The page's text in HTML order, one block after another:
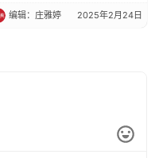
编辑：庄雅婷 2025年2月24日